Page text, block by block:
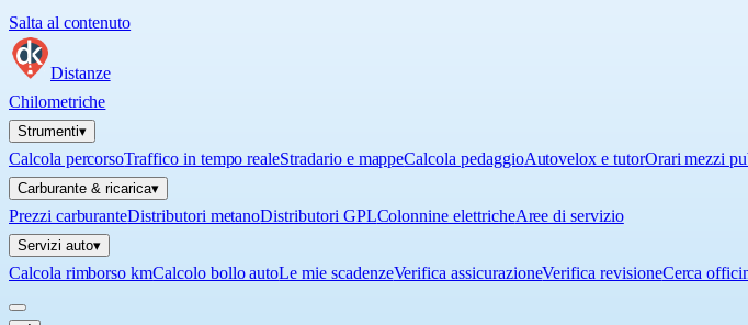
Salta al contenuto
Distanze
Chilometriche
Strumenti▾
Calcola percorsoTraffico in tempo realeStradario e mappeCalcola pedaggioAutovelox e tutorOrari mezzi
Carburante & ricarica▾
Prezzi carburanteDistributori metanoDistributori GPLColonnine elettricheAree di servizio
Servizi auto▾
Calcola rimborso kmCalcolo bollo autoLe mie scadenzeVerifica assicurazioneVerifica revisioneCerca